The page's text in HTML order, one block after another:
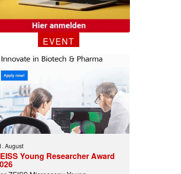
aktuell informiert.
EVENT
August
Young Researcher Award